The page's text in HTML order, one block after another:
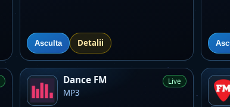
Asculta Detalii
Dance FM
MP3
Live